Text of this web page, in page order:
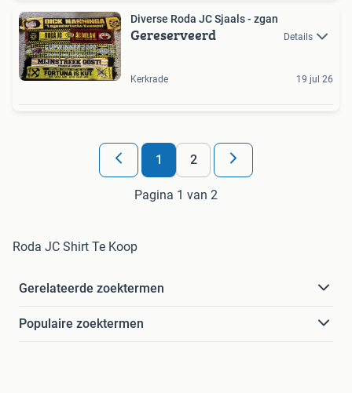
Diverse Roda JC Sjaals - zgan
Gereserveerd Details
Kerkrade 19 jul 26
1 2
Pagina 1 van 2
Roda JC Shirt Te Koop
Gerelateerde zoektermen
Populaire zoektermen